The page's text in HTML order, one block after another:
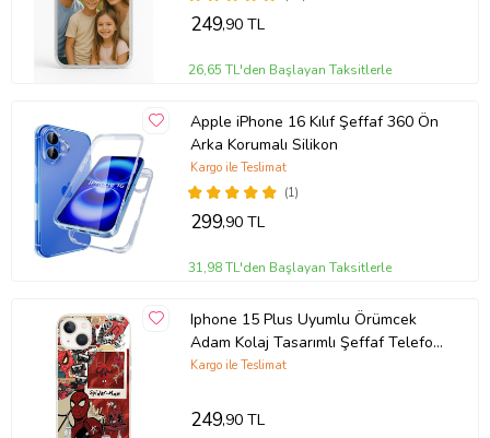
249,90 TL
26,65 TL'den Başlayan Taksitlerle
Apple iPhone 16 Kılıf Şeffaf 360 Ön
Arka Korumalı Silikon
(1)
Kargo ile Teslimat
299,90 TL
31,98 TL'den Başlayan Taksitlerle
Iphone 15 Plus Uyumlu Örümcek
Adam Kolaj Tasarımlı Şeffaf Telefon
Kılıfı
Kargo ile Teslimat
249,90 TL